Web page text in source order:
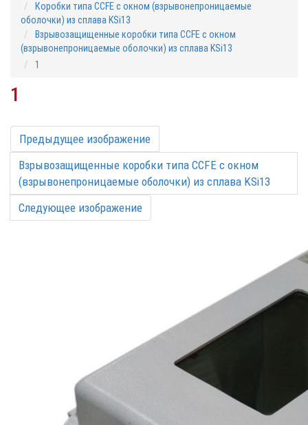
Коробки типа CCFE с окном (взрывонепроницаемые
оболочки) из сплава KSi13
Взрывозащищенные коробки типа CCFE с окном
(взрывонепроницаемые оболочки) из сплава KSi13
1
1
Предыдущее изображение
Взрывозащищенные коробки типа CCFE с окном
(взрывонепроницаемые оболочки) из сплава KSi13
Следующее изображение